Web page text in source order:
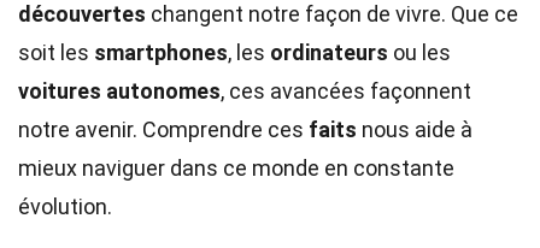
découvertes changent notre façon de vivre. Que ce
soit les smartphones, les ordinateurs ou les
voitures autonomes, ces avancées façonnent
notre avenir. Comprendre ces faits nous aide à
mieux naviguer dans ce monde en constante
évolution.